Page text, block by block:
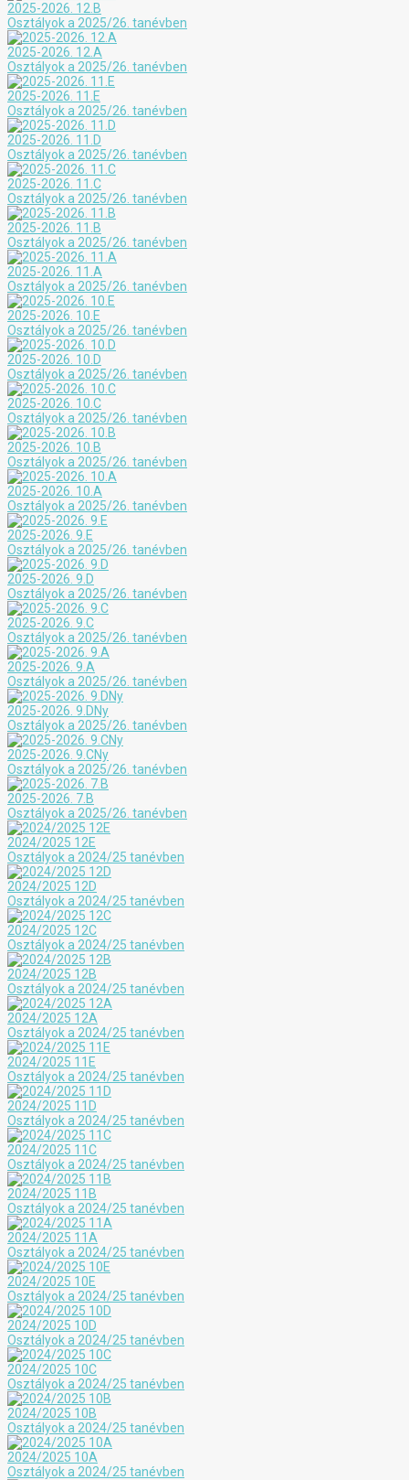
2025-2026. 12.B
Osztályok a 2025/26. tanévben
2025-2026. 12.A
Osztályok a 2025/26. tanévben
2025-2026. 11.E
Osztályok a 2025/26. tanévben
2025-2026. 11.D
Osztályok a 2025/26. tanévben
2025-2026. 11.C
Osztályok a 2025/26. tanévben
2025-2026. 11.B
Osztályok a 2025/26. tanévben
2025-2026. 11.A
Osztályok a 2025/26. tanévben
2025-2026. 10.E
Osztályok a 2025/26. tanévben
2025-2026. 10.D
Osztályok a 2025/26. tanévben
2025-2026. 10.C
Osztályok a 2025/26. tanévben
2025-2026. 10.B
Osztályok a 2025/26. tanévben
2025-2026. 10.A
Osztályok a 2025/26. tanévben
2025-2026. 9.E
Osztályok a 2025/26. tanévben
2025-2026. 9.D
Osztályok a 2025/26. tanévben
2025-2026. 9.C
Osztályok a 2025/26. tanévben
2025-2026. 9.A
Osztályok a 2025/26. tanévben
2025-2026. 9.DNy
Osztályok a 2025/26. tanévben
2025-2026. 9.CNy
Osztályok a 2025/26. tanévben
2025-2026. 7.B
Osztályok a 2025/26. tanévben
2024/2025 12E
Osztályok a 2024/25 tanévben
2024/2025 12D
Osztályok a 2024/25 tanévben
2024/2025 12C
Osztályok a 2024/25 tanévben
2024/2025 12B
Osztályok a 2024/25 tanévben
2024/2025 12A
Osztályok a 2024/25 tanévben
2024/2025 11E
Osztályok a 2024/25 tanévben
2024/2025 11D
Osztályok a 2024/25 tanévben
2024/2025 11C
Osztályok a 2024/25 tanévben
2024/2025 11B
Osztályok a 2024/25 tanévben
2024/2025 11A
Osztályok a 2024/25 tanévben
2024/2025 10E
Osztályok a 2024/25 tanévben
2024/2025 10D
Osztályok a 2024/25 tanévben
2024/2025 10C
Osztályok a 2024/25 tanévben
2024/2025 10B
Osztályok a 2024/25 tanévben
2024/2025 10A
Osztályok a 2024/25 tanévben